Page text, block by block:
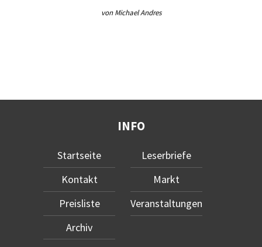
von Michael Andres
INFO
Startseite
Kontakt
Preisliste
Archiv
Leserbriefe
Markt
Veranstaltungen